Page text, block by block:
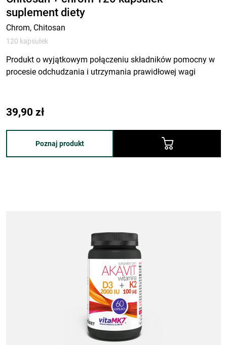
suplement diety
Chrom, Chitosan
120 kapsułek
Produkt o wyjątkowym połączeniu składników pomocny w
procesie odchudzania i utrzymania prawidłowej wagi
39,90 zł
Poznaj produkt